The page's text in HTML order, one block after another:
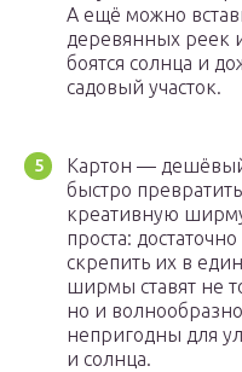
А ещё можно
деревянных реек
боятся солнца и
садовый участок.
Картон —
быстро
креативную
проста:
скрепить их в
ширмы ставят не
но и
непригодны для
и солнца.